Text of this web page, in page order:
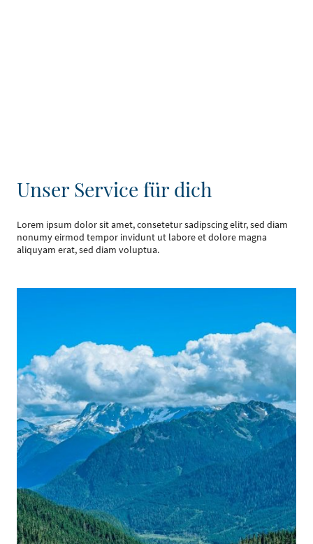
Unser Service für dich
Lorem ipsum dolor sit amet, consetetur sadipscing elitr, sed diam
nonumy eirmod tempor invidunt ut labore et dolore magna
aliquyam erat, sed diam voluptua.